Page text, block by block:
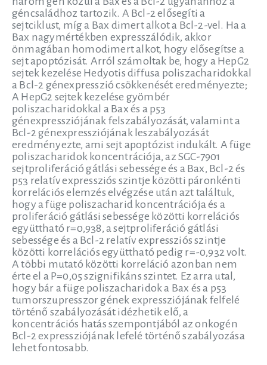
géncsaládhoz tartozik. A Bcl-2 elősegíti a
sejtciklust, míg a Bax dimert alkot a Bcl-2-vel. Ha a
Bax nagymértékben expresszálódik, akkor
önmagában homodimert alkot, hogy elősegítse a
sejt apoptózisát. Arról számoltak be, hogy a HepG2
sejtek kezelése Hedyotis diffusa poliszacharidokkal
a Bcl-2 génexpresszió csökkenését eredményezte;
A HepG2 sejtek kezelése gyömbér
poliszacharidokkal a Bax és a p53
génexpressziójának felszabályozását, valamint a
Bcl-2 génexpressziójának leszabályozását
eredményezte, ami sejt apoptózist indukált. A füge
poliszacharidok koncentrációja, az SGC-7901
sejtproliferáció gátlási sebessége és a Bax, Bcl-2 és
p53 relatív expressziós szintje közötti páronkénti
korrelációs elemzés elvégzése után azt találtuk,
hogy a füge poliszacharid koncentrációja és a
proliferáció gátlási sebessége közötti korrelációs
együttható r=0,938, a sejtproliferáció gátlási
sebessége és a Bcl-2 relatív expressziós szintje
közötti korrelációs együttható pedig r=-0,932 volt.
A többi mutató közötti korreláció azonban nem
érte el a P=0,05 szignifikáns szintet. Ez arra utal,
hogy bár a füge poliszacharidok a Bax és a p53
tumorszupresszor gének expressziójának felfelé
történő szabályozását idézhetik elő, a
koncentrációs hatás szempontjából az onkogén
Bcl-2 expressziójának lefelé történő szabályozása
lehet fontosabb.